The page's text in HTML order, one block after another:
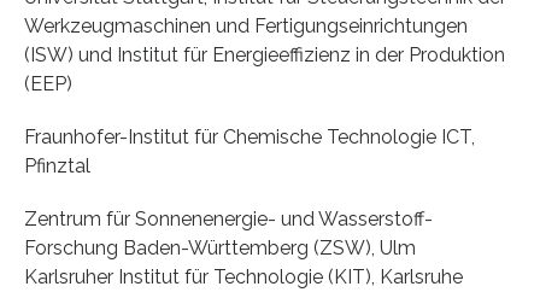
Werkzeugmaschinen und Fertigungseinrichtungen
(ISW) und Institut für Energieeffizienz in der Produktion
(EEP)
Fraunhofer-Institut für Chemische Technologie ICT,
Pfinztal
Zentrum für Sonnenenergie- und Wasserstoff-
Forschung Baden-Württemberg (ZSW), Ulm
Karlsruher Institut für Technologie (KIT), Karlsruhe